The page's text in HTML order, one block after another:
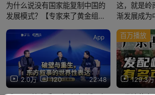
为什么说没有国家能复制中国的
发展模式？【专家来了黄金组
是不可复制奇迹
这，就是岭
渐发展成为
2.0万 120 22:48
App
129.3万
百万播放